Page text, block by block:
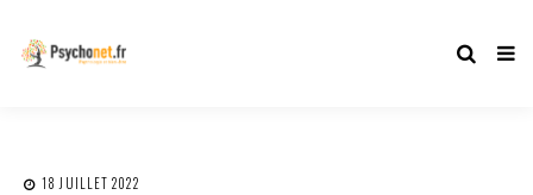
18 JUILLET 2022